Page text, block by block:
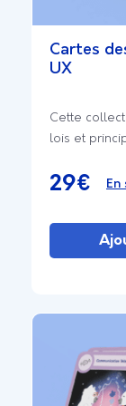
Cartes
UX
Cette
lois et
être à la fois
et une
concepts
29€